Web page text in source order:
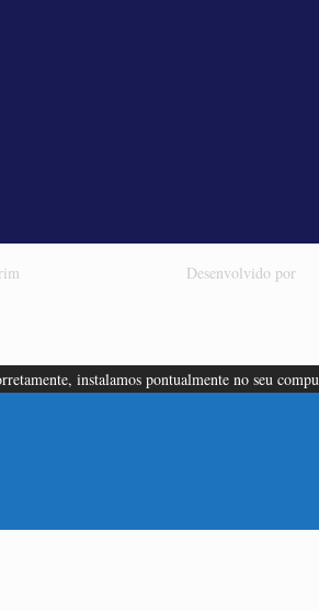
Desenvolvido por
instalamos pontualmente no seu